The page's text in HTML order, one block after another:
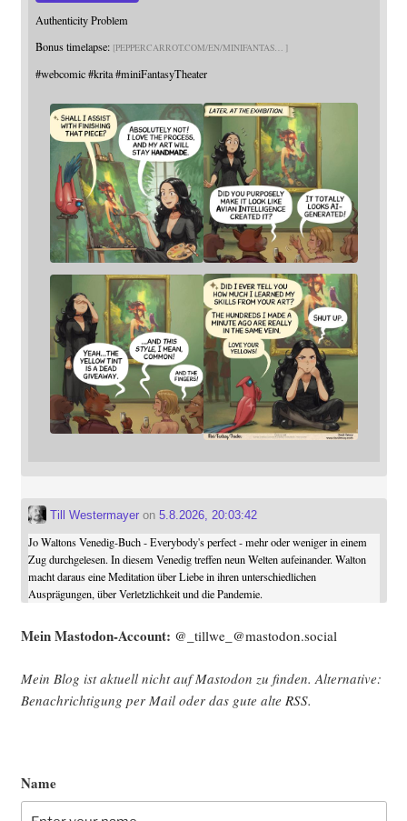
Authenticity Problem
Bonus timelapse: PEPPERCARROT.COM/EN/MINIFANTAS
#webcomic #krita #miniFantasyTheater
Till Westermayeron 5.8.2026, 20:03:42
Jo Waltons Venedig-Buch - Everybody's perfect - mehr oder weniger in einem
Zug durchgelesen. In diesem Venedig treffen neun Welten aufeinander. Walton
macht daraus eine Meditation über Liebe in ihren unterschiedlichen
Ausprägungen, über Verletzlichkeit und die Pandemie.
Mein Mast­o­don-Account: @_tillwe_@mastodon.social
Mein Blog ist aktu­ell nicht auf Mast­o­don zu fin­den. Alter­na­ti­ve:
Benach­rich­ti­gung per Mail oder das gute alte RSS.
Name